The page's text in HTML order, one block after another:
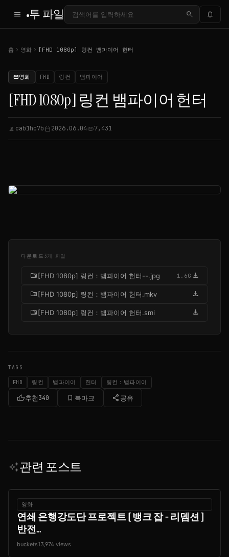
menu 투 파일 search notifications
홈 chevron_right 영화 chevron_right [FHD 1080p] 링컨 뱀파이어 헌터
movie영화 FHD 링컨 뱀파이어
[FHD 1080p] 링컨 뱀파이어 헌터
person cab1hc7b calendar_today2026.06.04visibility7,431
다운로드 3개 파일
folder_zip[FHD 1080p] 링컨：뱀파이어 헌터--.jpg 1.6G download
folder_zip[FHD 1080p] 링컨：뱀파이어 헌터.mkv
download
folder_zip[FHD 1080p] 링컨：뱀파이어 헌터.smi download
TAGS
FHD 링컨 뱀파이어 헌터 링컨：뱀파이어
thumb_up추천340 bookmark_border 북마크 share 공유
auto_awesome관련 포스트
영화
연쇄 은행강도단 프로젝트 [ 뱅크 잡 - 리뎀션 ]
반전...
buckets13,974 views